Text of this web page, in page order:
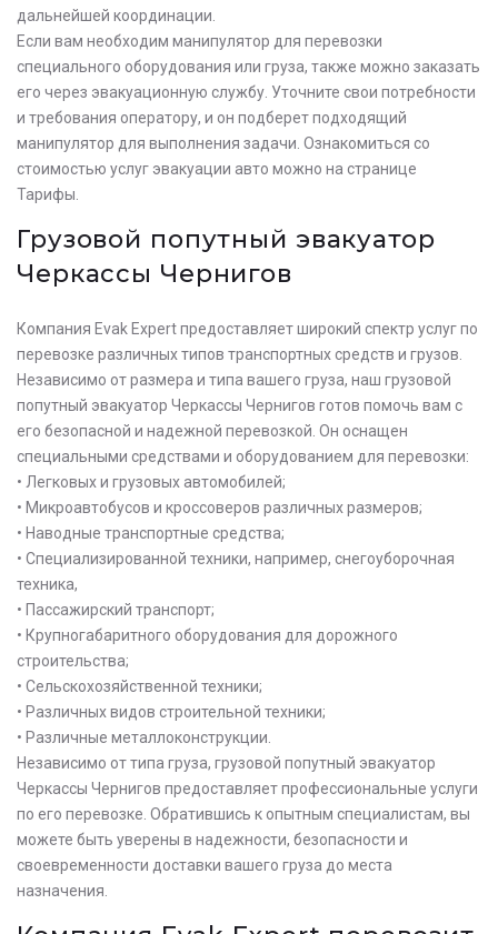
дальнейшей координации.
Если вам необходим манипулятор для перевозки
специального оборудования или груза, также можно заказать
его через эвакуационную службу. Уточните свои потребности
и требования оператору, и он подберет подходящий
манипулятор для выполнения задачи. Ознакомиться со
стоимостью услуг эвакуации авто можно на странице
Тарифы.
Грузовой попутный эвакуатор
Черкассы Чернигов
Компания Evak Expert предоставляет широкий спектр услуг по
перевозке различных типов транспортных средств и грузов.
Независимо от размера и типа вашего груза, наш грузовой
попутный эвакуатор Черкассы Чернигов готов помочь вам с
его безопасной и надежной перевозкой. Он оснащен
специальными средствами и оборудованием для перевозки:
• Легковых и грузовых автомобилей;
• Микроавтобусов и кроссоверов различных размеров;
• Наводные транспортные средства;
• Специализированной техники, например, снегоуборочная
техника,
• Пассажирский транспорт;
• Крупногабаритного оборудования для дорожного
строительства;
• Сельскохозяйственной техники;
• Различных видов строительной техники;
• Различные металлоконструкции.
Независимо от типа груза, грузовой попутный эвакуатор
Черкассы Чернигов предоставляет профессиональные услуги
по его перевозке. Обратившись к опытным специалистам, вы
можете быть уверены в надежности, безопасности и
своевременности доставки вашего груза до места
назначения.